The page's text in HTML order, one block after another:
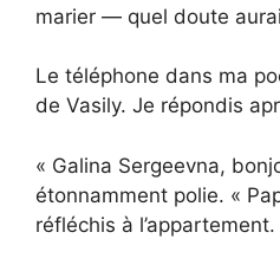
marier — quel doute
Le téléphone dans ma
de Vasily. Je répondis
« Galina Sergeevna,
étonnamment polie. «
réfléchis à l’appartement.